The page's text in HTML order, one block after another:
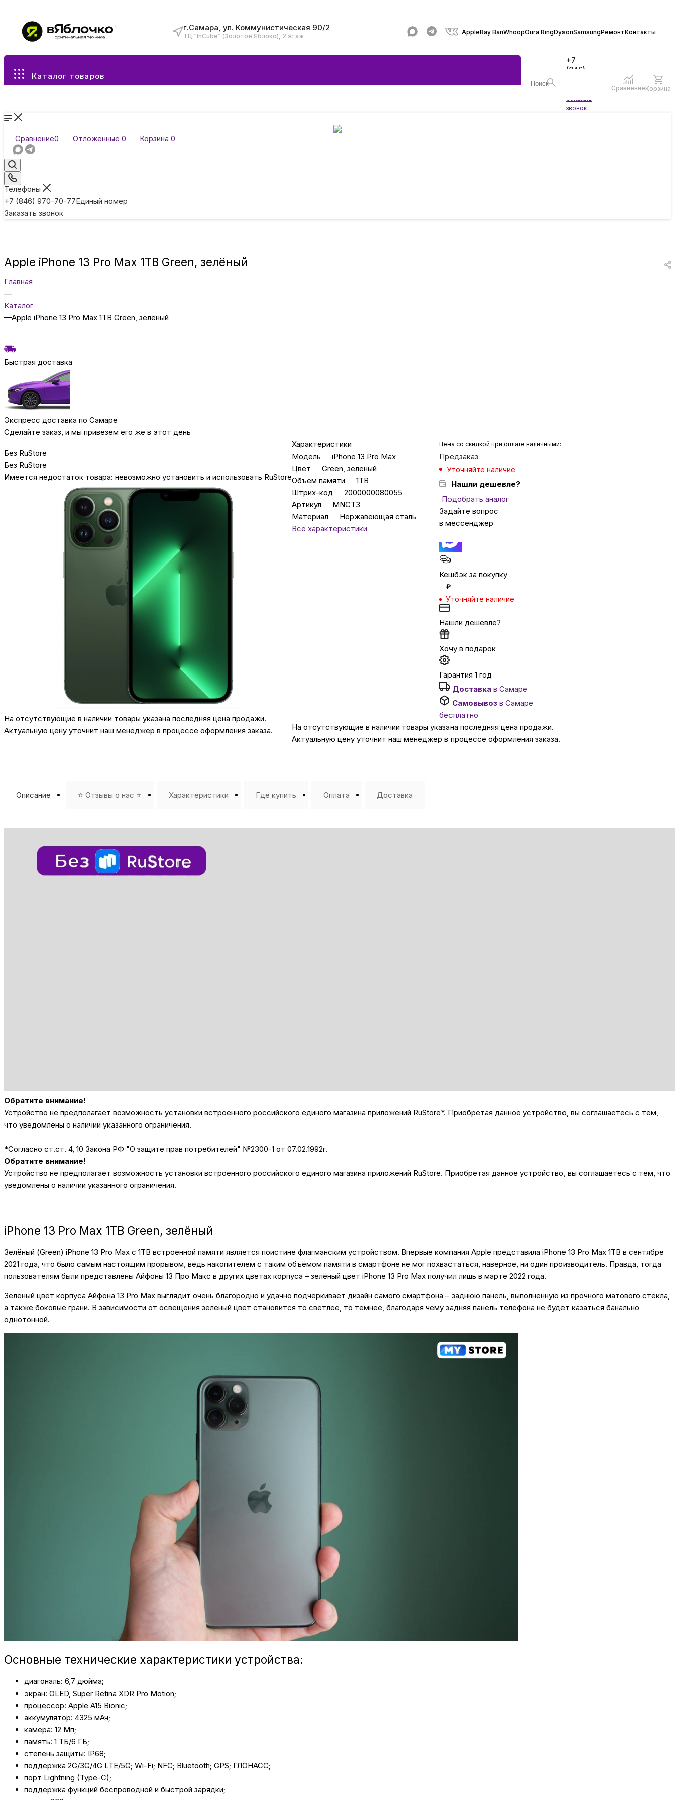
г.Самара, ул. Коммунистическая 90/2
ТЦ “InCube” (Золотое Яблоко), 2 этаж
AppleRay BanWhoopOura RingDysonSamsungРемонтКонтакты
Каталог товаров
+7
(846)
Заказать
звонок
СравнениеКорзина
Сравнение0 Отложенные 0 Корзина 0
Телефоны
+7 (846) 970-70-77Единый номер
Заказать звонок
Все разделы каталога
ТВ и проекторы
Бытовая техника
Красота и здоровье
Сумки и чемоданы
Для дома и дачи
LEGO
Для домашних питомцев
Умный дом и безопасность
Автомобильные аксессуары
Сервисный центр Apple в Самаре
Apple iPhone 13 Pro Max 1TB Green, зелёный
Главная
—
Каталог
—Apple iPhone 13 Pro Max 1TB Green, зелёный
Быстрая доставка
Экспресс доставка по Самаре
Сделайте заказ, и мы привезем его же в этот день
Без RuStore
Без RuStore
Имеется недостаток товара: невозможно установить и использовать RuStore
На отсутствующие в наличии товары указана последняя цена продажи.
Актуальную цену уточнит наш менеджер в процессе оформления заказа.
Характеристики
Модель
iPhone 13 Pro Max
Цвет
Green, зеленый
Объем памяти
1TB
Штрих-код
2000000080055
Артикул
MNCT3
Материал
Нержавеющая сталь
Все характеристики
Цена со скидкой при оплате наличными:
Предзаказ
Уточняйте наличие
Нашли дешевле?
Подобрать аналог
Задайте вопрос
в мессенджер
Кешбэк за покупку
₽
Уточняйте наличие
Нашли дешевле?
Хочу в подарок
Гарантия 1 год
Доставка в Самаре
Самовывоз в Самаре
бесплатно
На отсутствующие в наличии товары указана последняя цена продажи.
Актуальную цену уточнит наш менеджер в процессе оформления заказа.
Описание ⭐️ Отзывы о нас ⭐️ Характеристики Где купить Оплата Доставка
Обратите внимание!
Устройство не предполагает возможность установки встроенного российского единого магазина приложений RuStore*. Приобретая данное устройство, вы соглашаетесь с тем,
что уведомлены о наличии указанного ограничения.
*Согласно ст.ст. 4, 10 Закона РФ "О защите прав потребителей" №2300-1 от 07.02.1992г.
Обратите внимание!
Устройство не предполагает возможность установки встроенного российского единого магазина приложений RuStore. Приобретая данное устройство, вы соглашаетесь с тем, что
уведомлены о наличии указанного ограничения.
iPhone 13 Pro Max 1TB Green, зелёный
Зелёный (Green) iPhone 13 Pro Max с 1TB встроенной памяти является поистине флагманским устройством. Впервые компания Apple представила iPhone 13 Pro Max 1TB в сентябре
2021 года, что было самым настоящим прорывом, ведь накопителем с таким объёмом памяти в смартфоне не мог похвастаться, наверное, ни один производитель. Правда, тогда
пользователям были представлены Айфоны 13 Про Макс в других цветах корпуса – зелёный цвет iPhone 13 Pro Max получил лишь в марте 2022 года.
Зелёный цвет корпуса Айфона 13 Pro Max выглядит очень благородно и удачно подчёркивает дизайн самого смартфона – заднюю панель, выполненную из прочного матового стекла,
а также боковые грани. В зависимости от освещения зелёный цвет становится то светлее, то темнее, благодаря чему задняя панель телефона не будет казаться банально
однотонной.
Основные технические характеристики устройства:
диагональ: 6,7 дюйма;
экран: OLED, Super Retina XDR Pro Motion;
процессор: Apple A15 Bionic;
аккумулятор: 4325 мАч;
камера: 12 Мп;
память: 1 ТБ/6 ГБ;
степень защиты: IP68;
поддержка 2G/3G/4G LTE/5G; Wi-Fi; NFC; Bluetooth; GPS; ГЛОНАСС;
порт Lightning (Type-C);
поддержка функций беспроводной и быстрой зарядки;